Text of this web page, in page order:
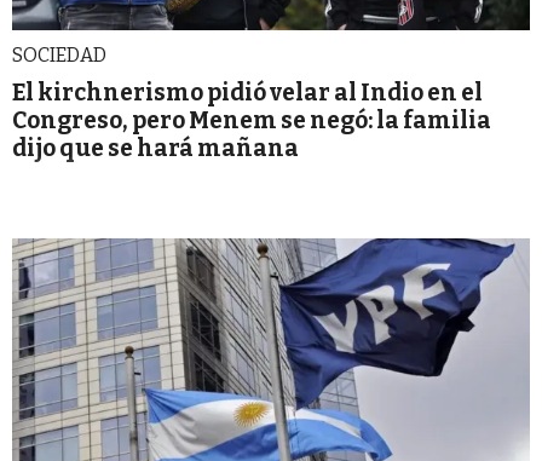
SOCIEDAD
El kirchnerismo pidió velar al Indio en el
Congreso, pero Menem se negó: la familia
dijo que se hará mañana